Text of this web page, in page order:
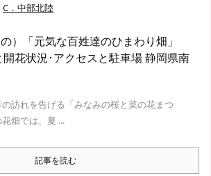
C．中部北陸
）「元気な百姓達のひまわり畑」
花状況･アクセスと駐車場 静岡県南
訪れを告げる「みなみの桜と菜の花まつ
畑では、夏 ...
記事を読む